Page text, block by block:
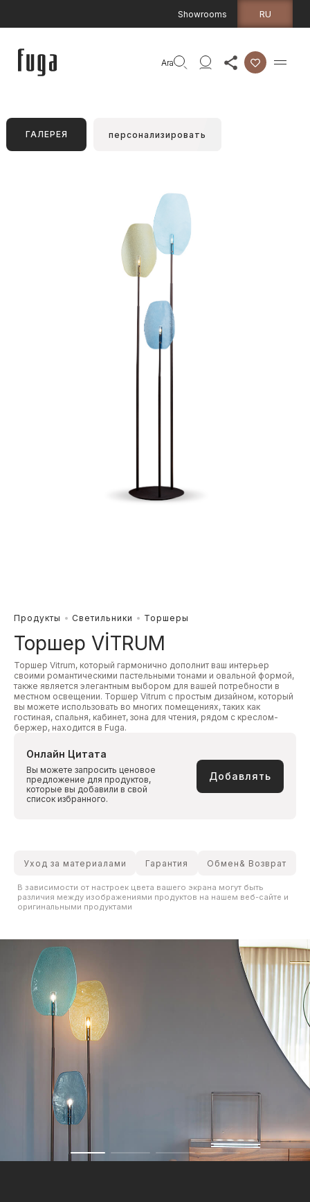
Showrooms RU
Ara
ГАЛЕРЕЯ персонализировать
Продукты Светильники Торшеры
Торшер VİTRUM
Торшер Vitrum, который гармонично дополнит ваш интерьер
своими романтическими пастельными тонами и овальной формой,
также является элегантным выбором для вашей потребности в
местном освещении. Торшер Vitrum с простым дизайном, который
вы можете использовать во многих помещениях, таких как
гостиная, спальня, кабинет, зона для чтения, рядом с креслом-
бержер, находится в Fuga.
Онлайн Цитата
Вы можете запросить ценовое
предложение для продуктов,
которые вы добавили в свой
список избранного.
Добавлять
Уход за материалами Гарантия Обмен& Возврат
В зависимости от настроек цвета вашего экрана могут быть
различия между изображениями продуктов на нашем веб-сайте и
оригинальными продуктами